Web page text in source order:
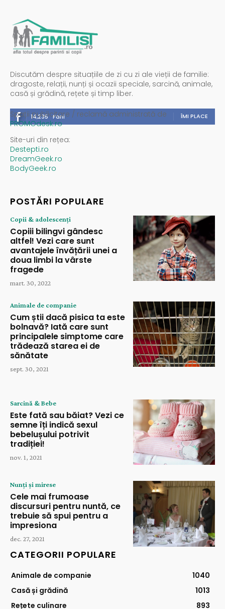
Discutăm despre situațiile de zi cu zi ale vieții de familie:
dragoste, relații, nunți și ocazii speciale, sarcină, animale,
casă și grădină, rețete și timp liber.
14,235 Fani ÎMI PLACE
Spații publicitare / reclamă administrată de
PROMOdesk.ro
Site-uri din rețea:
Destepti.ro
DreamGeek.ro
BodyGeek.ro
POSTĂRI POPULARE
Copii & adolescenți
Copiii bilingvi gândesc
altfel! Vezi care sunt
avantajele învățării unei a
doua limbi la vârste
fragede
mart. 30, 2022
Animale de companie
Cum știi dacă pisica ta este
bolnavă? Iată care sunt
principalele simptome care
trădează starea ei de
sănătate
sept. 30, 2021
Sarcină & Bebe
Este fată sau băiat? Vezi ce
semne îți indică sexul
bebelușului potrivit
tradiției!
nov. 1, 2021
Nunți și mirese
Cele mai frumoase
discursuri pentru nuntă, ce
trebuie să spui pentru a
impresiona
dec. 27, 2021
CATEGORII POPULARE
Animale de companie
1040
Casă și grădină
1013
Rețete culinare
893